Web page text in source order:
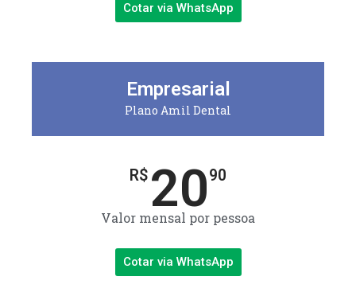
Cotar via WhatsApp
Empresarial
Plano Amil Dental
R$ 2090
Valor mensal por pessoa
Cotar via WhatsApp